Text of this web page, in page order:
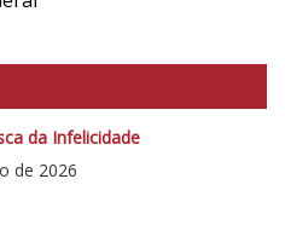
da Infelicidade
de 2026